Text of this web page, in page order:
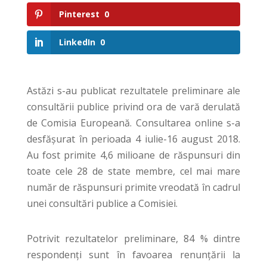
Pinterest 0
LinkedIn 0
Astăzi s-au publicat rezultatele preliminare ale
consultării publice privind ora de vară derulată
de Comisia Europeană. Consultarea online s-a
desfășurat în perioada 4 iulie-16 august 2018.
Au fost primite 4,6 milioane de răspunsuri din
toate cele 28 de state membre, cel mai mare
număr de răspunsuri primite vreodată în cadrul
unei consultări publice a Comisiei.
Potrivit rezultatelor preliminare, 84 % dintre
respondenți sunt în favoarea renunțării la